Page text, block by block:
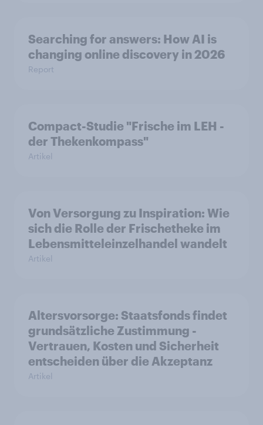
Searching for answers: How AI is
changing online discovery in 2026
Report
Compact-Studie "Frische im LEH -
der Thekenkompass"
Artikel
Von Versorgung zu Inspiration: Wie
sich die Rolle der Frischetheke im
Lebensmitteleinzelhandel wandelt
Artikel
Altersvorsorge: Staatsfonds findet
grundsätzliche Zustimmung -
Vertrauen, Kosten und Sicherheit
entscheiden über die Akzeptanz
Artikel